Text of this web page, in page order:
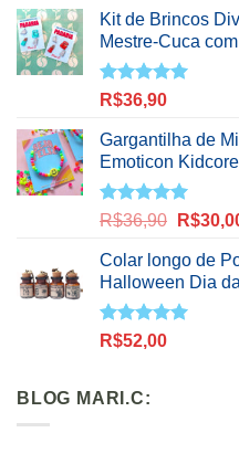
Kit de Brincos
Mestre-Cuca
Avaliação
R$36,90
Gargantilha de
Emoticon
Avaliação
R$36,90 O
original
era:
R$36,90.
R$
Colar longo de
Halloween Dia
Avaliação
R$52,00
BLOG MARI.C: